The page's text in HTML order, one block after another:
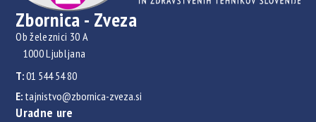
Zbornica - Zveza
Ob železnici 30 A
1000 Ljubljana
T:01 544 54 80
E: tajnistvo@zbornica-zveza.si
Uradne ure